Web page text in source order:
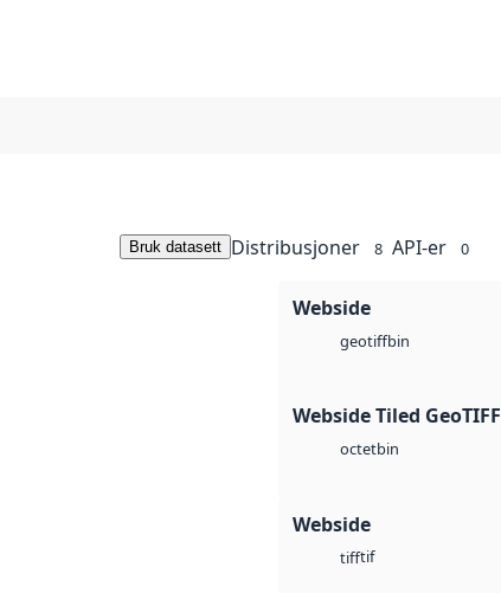
Bruk datasett Distribusjoner 8 API-er 0
Webside
geotiffbin
Webside Tiled GeoTIFF
octetbin
Webside
tifftif